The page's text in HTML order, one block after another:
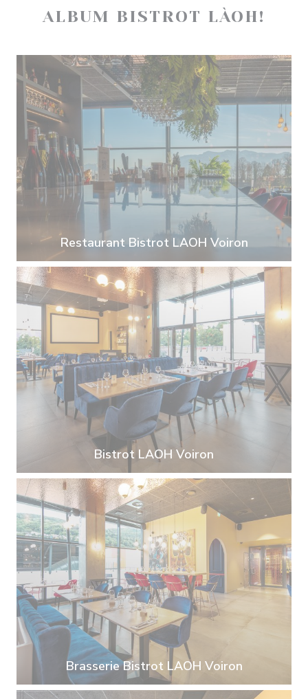
ALBUM BISTROT LÀOH!
Restaurant Bistrot LAOH Voiron
Bistrot LAOH Voiron
Brasserie Bistrot LAOH Voiron